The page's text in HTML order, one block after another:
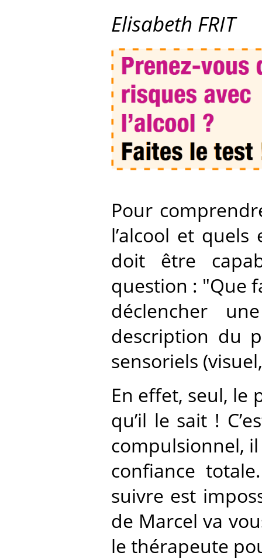
Elisabeth FRIT
Pour
l’alcool et
doit être
question : "Que
déclencher
description du
sensoriels
En effet, seul, le
qu’il le sait !
compulsionnel,
confiance
suivre est
de Marcel va
le thérapeute